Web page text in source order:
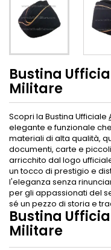
Bustina
Militare
Scopri la Bustina Ufficiale
elegante e funzionale
materiali di alta qualità,
documenti, carte e
arricchito dal logo
un tocco di prestigio e
l'eleganza senza
per gli appassionati del
sé un pezzo di storia e
Bustina
Militare